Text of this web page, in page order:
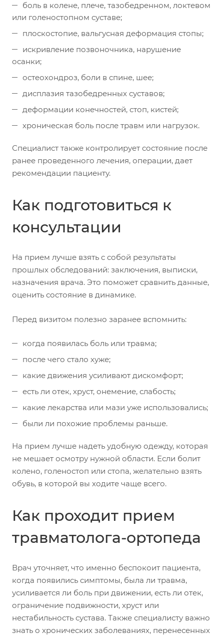
боль в колене, плече, тазобедренном, локтевом
или голеностопном суставе;
плоскостопие, вальгусная деформация стопы;
искривление позвоночника, нарушение
осанки;
остеохондроз, боли в спине, шее;
дисплазия тазобедренных суставов;
деформации конечностей, стоп, кистей;
хроническая боль после травм или нагрузок.
Специалист также контролирует состояние после
ранее проведенного лечения, операции, дает
рекомендации пациенту.
Как подготовиться к
консультации
На прием лучше взять с собой результаты
прошлых обследований: заключения, выписки,
назначения врача. Это поможет сравнить данные,
оценить состояние в динамике.
Перед визитом полезно заранее вспомнить:
когда появилась боль или травма;
после чего стало хуже;
какие движения усиливают дискомфорт;
есть ли отек, хруст, онемение, слабость;
какие лекарства или мази уже использовались;
были ли похожие проблемы раньше.
На прием лучше надеть удобную одежду, которая
не мешает осмотру нужной области. Если болит
колено, голеностоп или стопа, желательно взять
обувь, в которой вы ходите чаще всего.
Как проходит прием
травматолога-ортопеда
Врач уточняет, что именно беспокоит пациента,
когда появились симптомы, была ли травма,
усиливается ли боль при движении, есть ли отек,
ограничение подвижности, хруст или
нестабильность сустава. Также специалисту важно
знать о хронических заболеваниях, перенесенных